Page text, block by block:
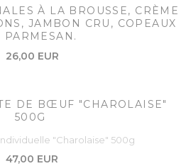
À LA BROUSSE, CRÈME
JAMBON CRU, COPEAUX
PARMESAN.
26,00 EUR
DE BŒUF "CHAROLAISE"
500G
"Charolaise" 500g
47,00 EUR